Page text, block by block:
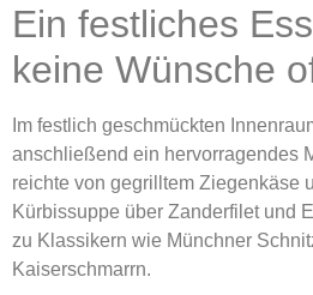
Ein festliches
keine Wünsche
Im festlich geschmückten
anschließend ein hervorragendes
reichte von gegrilltem Ziegenkäse
Kürbissuppe über Zanderfilet und
zu Klassikern wie Münchner
Kaiserschmarrn.